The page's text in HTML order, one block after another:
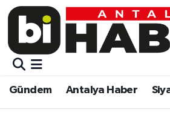
Gündem Antalya Haber
Gündem
Siyaset
Gündem
Siyaset
Muratpaşa Nöbetçi
Muratpaşa Trafik